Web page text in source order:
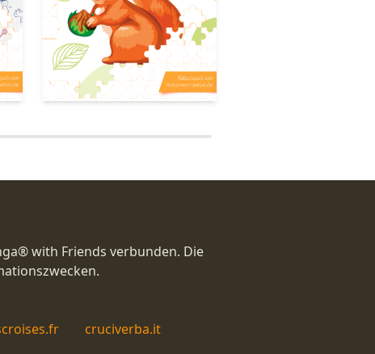
with Friends verbunden. Die
cruciverba.it